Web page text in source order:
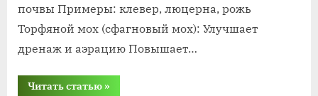
почвы Примеры: клевер, люцерна, рожь
Торфяной мох (сфагновый мох): Улучшает
дренаж и аэрацию Повышает…
Читать статью“растительные
»